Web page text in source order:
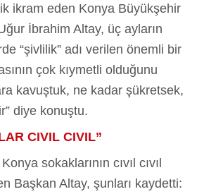
ikram eden Konya Büyükşehir
İbrahim Altay, üç ayların
“şivlilik” adı verilen önemli bir
çok kıymetli olduğunu
kavuştuk, ne kadar şükretsek,
diye konuştu.
CIVIL CIVIL”
sokaklarının cıvıl cıvıl
Başkan Altay, şunları kaydetti: